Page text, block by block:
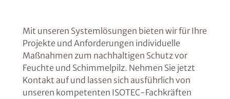
Mit unseren Systemlösungen bieten wir für Ihre
Projekte und Anforderungen individuelle
Maßnahmen zum nachhaltigen Schutz vor
Feuchte und Schimmelpilz. Nehmen Sie jetzt
Kontakt auf und lassen sich ausführlich von
unseren kompetenten ISOTEC-Fachkräften